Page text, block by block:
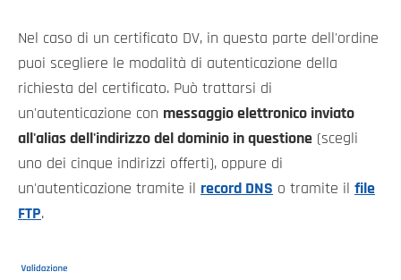
Nel caso di un certificato DV, in questa parte dell'ordine
puoi scegliere le modalità di autenticazione della
richiesta del certificato. Può trattarsi di
un'autenticazione con messaggio elettronico inviato
all'alias dell'indirizzo del dominio in questione (scegli
uno dei cinque indirizzi offerti), oppure di
un'autenticazione tramite il record DNS o tramite il file
FTP.